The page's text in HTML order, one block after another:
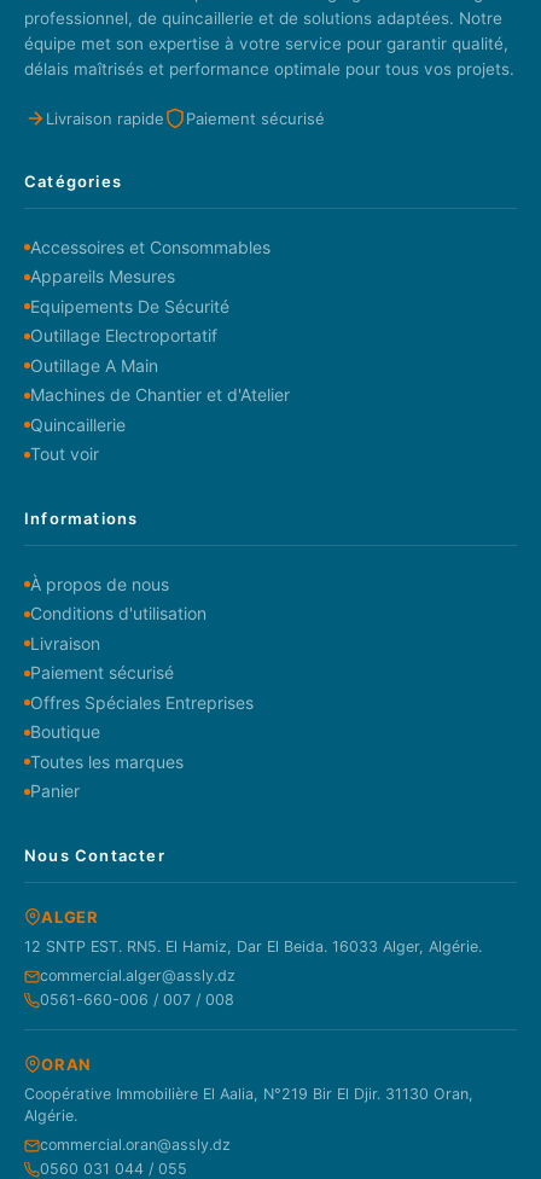
professionnel, de quincaillerie et de solutions adaptées. Notre
équipe met son expertise à votre service pour garantir qualité,
délais maîtrisés et performance optimale pour tous vos projets.
Livraison rapide Paiement sécurisé
Catégories
Accessoires et Consommables
Appareils Mesures
Equipements De Sécurité
Outillage Electroportatif
Outillage A Main
Machines de Chantier et d'Atelier
Quincaillerie
Tout voir
Informations
À propos de nous
Conditions d'utilisation
Livraison
Paiement sécurisé
Offres Spéciales Entreprises
Boutique
Toutes les marques
Panier
Nous Contacter
ALGER
12 SNTP EST. RN5. El Hamiz, Dar El Beida. 16033 Alger, Algérie.
commercial.alger@assly.dz
0561-660-006 / 007 / 008
ORAN
Coopérative Immobilière El Aalia, N°219 Bir El Djir. 31130 Oran,
Algérie.
commercial.oran@assly.dz
0560 031 044 / 055